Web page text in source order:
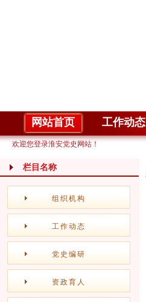
网站首页 工作动态
欢迎您登录淮安党史网站！
栏目名称
组织机构
工作动态
党史编研
资政育人